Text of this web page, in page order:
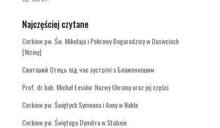
Najczęściej czytane
Cerkiew pw. Św. Mikołaja i Pokrowy Bogurodzicy w Dusivciach
[Niziny]
Святіший Отець під час зустрічі з Блаженнішим
Prof. dr hab. Michał Łesiów: Nazwy Ukrainy oraz jej części
Cerkiew pw. Świętych Symeona i Anny w Nakle
Cerkiew pw. Świętego Dymitra w Stubnie